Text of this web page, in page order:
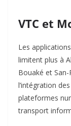
VTC et
Les
limitent plus à
Bouaké et
l’intégration
plateformes
transport